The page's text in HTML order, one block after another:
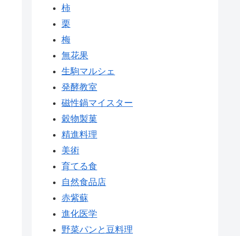
柿
栗
梅
無花果
生駒マルシェ
発酵教室
磁性鍋マイスター
穀物製菓
精進料理
美術
育てる食
自然食品店
赤紫蘇
進化医学
野菜パンと豆料理